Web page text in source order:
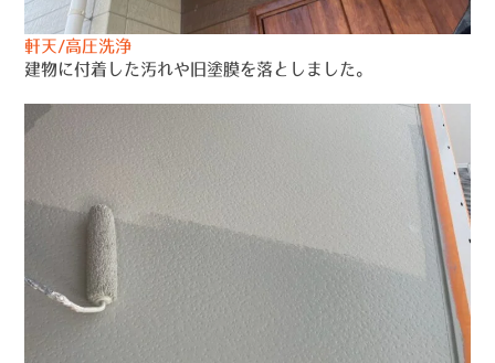
軒天/高圧洗浄
建物に付着した汚れや旧塗膜を落としました。